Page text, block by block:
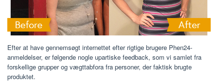
Efter at have gennemsøgt internettet efter rigtige brugere Phen24-
anmeldelser, er følgende nogle upartiske feedback, som vi samlet fra
forskellige grupper og vægttabfora fra personer, der faktisk brugte
produktet.